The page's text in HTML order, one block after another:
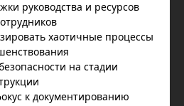
руководства и ресурсов
хаотичные процессы
на стадии
к документированию